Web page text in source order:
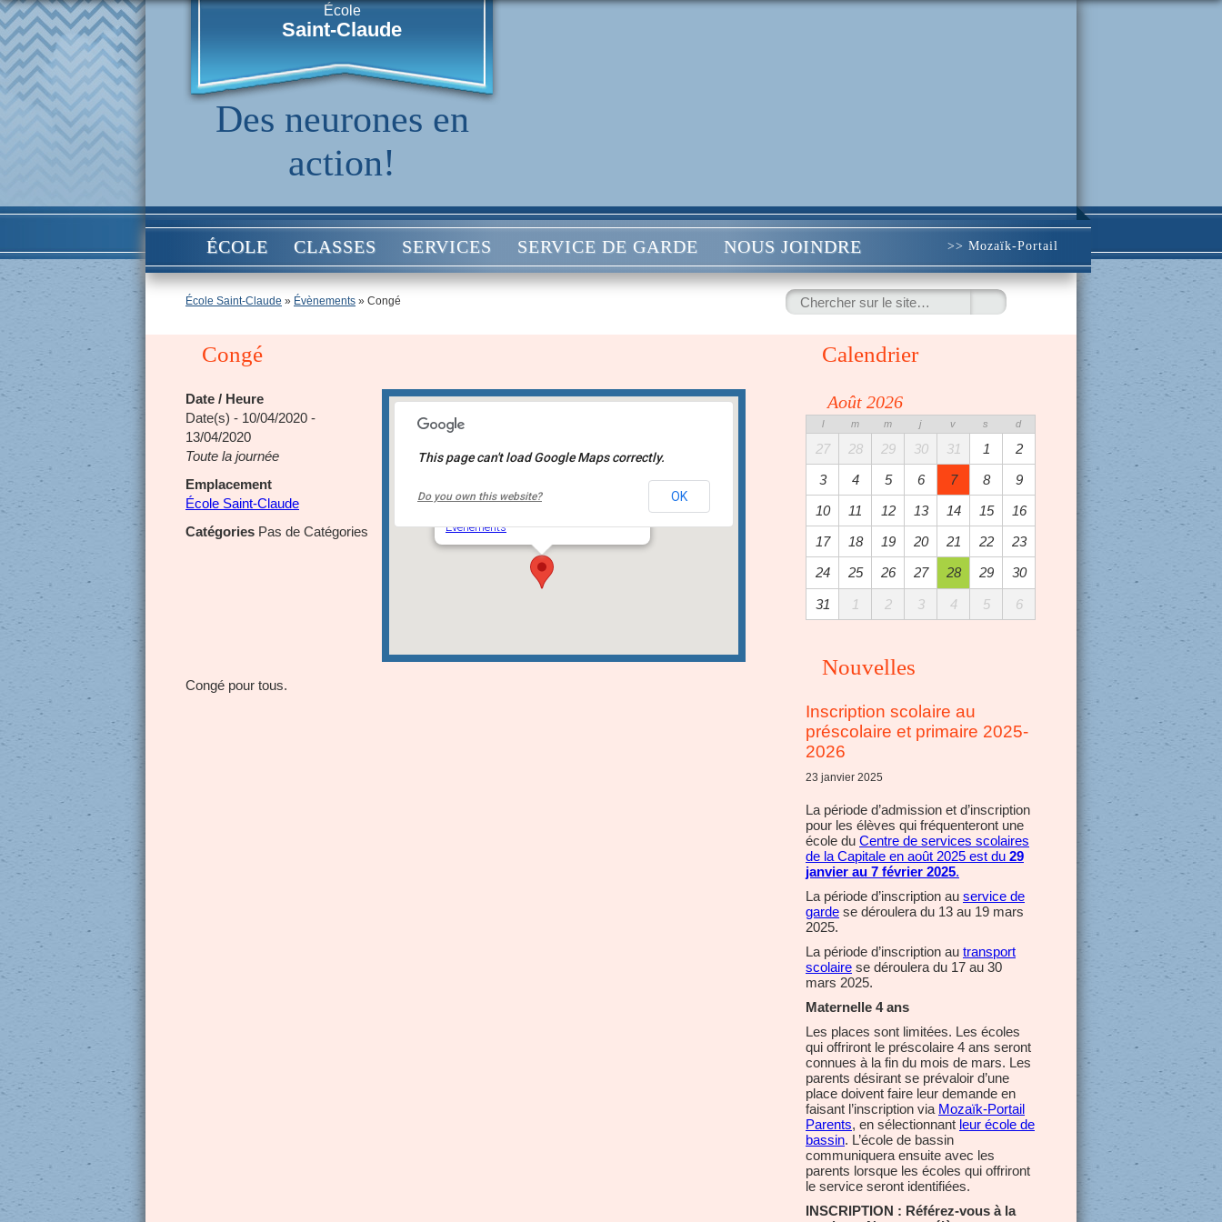
École
Saint-Claude
Des neurones en
action!
ÉCOLE CLASSES SERVICES SERVICE DE GARDE NOUS JOINDRE >> Mozaïk-Portail
École Saint-Claude » Évènements » Congé
Rechercher
:
Congé
École Saint-Claude
12155 boulevard Saint-Claude - Québec
Événements
This page can't load Google Maps correctly.
Do you own this website? OK
Date / Heure
Date(s) - 10/04/2020 -
13/04/2020
Toute la journée
Emplacement
École Saint-Claude
Catégories Pas de Catégories
Congé pour tous.
Calendrier
Août 2026
l m m j v s d
27 28 29 30 31 1
2
3
4 5 6 7 8
9
10
11 12 13 14 15
16
17
18 19 20 21 22
23
24
25 26 27 28 29 30
31 1 2 3 4 5 6
Nouvelles
Inscription scolaire au
préscolaire et primaire 2025-
2026
23 janvier 2025
La période d’admission et d’inscription
pour les élèves qui fréquenteront une
école du Centre de services scolaires
de la Capitale en août 2025 est du 29
janvier au 7 février 2025.
La période d’inscription au service de
garde se déroulera du 13 au 19 mars
2025.
La période d’inscription au transport
scolaire se déroulera du 17 au 30
mars 2025.
Maternelle 4 ans
Les places sont limitées. Les écoles
qui offriront le préscolaire 4 ans seront
connues à la fin du mois de mars. Les
parents désirant se prévaloir d’une
place doivent faire leur demande en
faisant l’inscription via Mozaïk-Portail
Parents, en sélectionnant leur école de
bassin. L’école de bassin
communiquera ensuite avec les
parents lorsque les écoles qui offriront
le service seront identifiées.
INSCRIPTION : Référez-vous à la